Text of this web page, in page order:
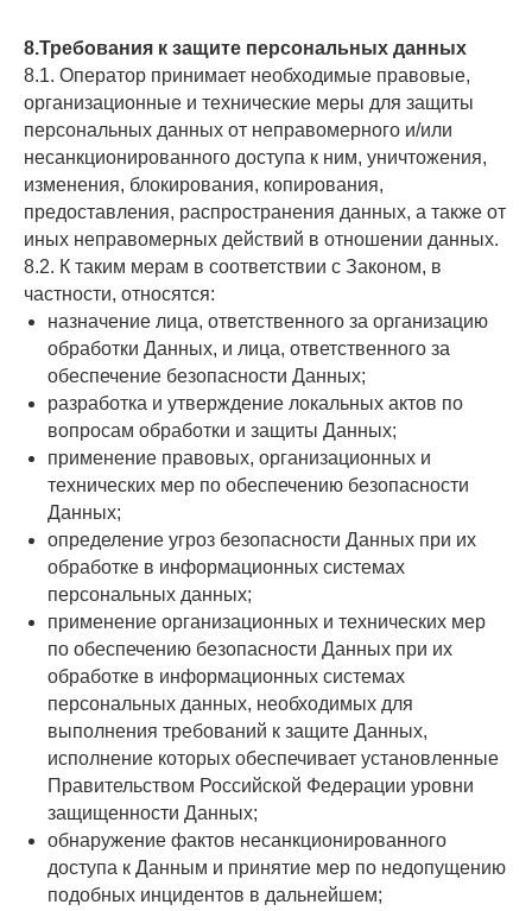
8.Требования к защите персональных данных
8.1. Оператор принимает необходимые правовые,
организационные и технические меры для защиты
персональных данных от неправомерного и/или
несанкционированного доступа к ним, уничтожения,
изменения, блокирования, копирования,
предоставления, распространения данных, а также от
иных неправомерных действий в отношении данных.
8.2. К таким мерам в соответствии с Законом, в
частности, относятся:
назначение лица, ответственного за организацию
обработки Данных, и лица, ответственного за
обеспечение безопасности Данных;
разработка и утверждение локальных актов по
вопросам обработки и защиты Данных;
применение правовых, организационных и
технических мер по обеспечению безопасности
Данных;
определение угроз безопасности Данных при их
обработке в информационных системах
персональных данных;
применение организационных и технических мер
по обеспечению безопасности Данных при их
обработке в информационных системах
персональных данных, необходимых для
выполнения требований к защите Данных,
исполнение которых обеспечивает установленные
Правительством Российской Федерации уровни
защищенности Данных;
обнаружение фактов несанкционированного
доступа к Данным и принятие мер по недопущению
подобных инцидентов в дальнейшем;